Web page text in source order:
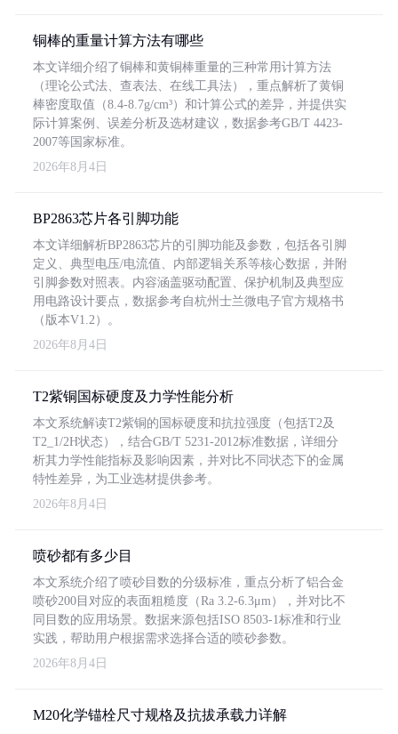
铜棒的重量计算方法有哪些
本文详细介绍了铜棒和黄铜棒重量的三种常用计算方法
（理论公式法、查表法、在线工具法），重点解析了黄铜
棒密度取值（8.4-8.7g/cm³）和计算公式的差异，并提供实
际计算案例、误差分析及选材建议，数据参考GB/T 4423-
2007等国家标准。
2026年8月4日
BP2863芯片各引脚功能
本文详细解析BP2863芯片的引脚功能及参数，包括各引脚
定义、典型电压/电流值、内部逻辑关系等核心数据，并附
引脚参数对照表。内容涵盖驱动配置、保护机制及典型应
用电路设计要点，数据参考自杭州士兰微电子官方规格书
（版本V1.2）。
2026年8月4日
T2紫铜国标硬度及力学性能分析
本文系统解读T2紫铜的国标硬度和抗拉强度（包括T2及
T2_1/2H状态），结合GB/T 5231-2012标准数据，详细分
析其力学性能指标及影响因素，并对比不同状态下的金属
特性差异，为工业选材提供参考。
2026年8月4日
喷砂都有多少目
本文系统介绍了喷砂目数的分级标准，重点分析了铝合金
喷砂200目对应的表面粗糙度（Ra 3.2-6.3μm），并对比不
同目数的应用场景。数据来源包括ISO 8503-1标准和行业
实践，帮助用户根据需求选择合适的喷砂参数。
2026年8月4日
M20化学锚栓尺寸规格及抗拔承载力详解